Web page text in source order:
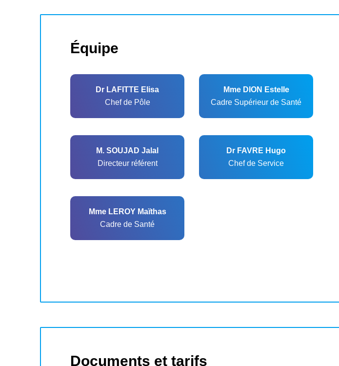
Équipe
Dr LAFITTE Elisa
Chef de Pôle
M. SOUJAD Jalal
Directeur référent
Mme LEROY Maïthas
Cadre de Santé
Mme DION Estelle
Cadre Supérieur de Santé
Dr FAVRE Hugo
Chef de Service
Documents et tarifs